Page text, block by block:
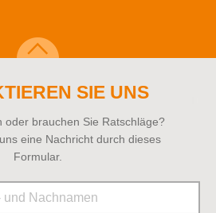
SIE UNS
oder brauchen Sie Ratschläge?
eine Nachricht durch dieses
Formular.